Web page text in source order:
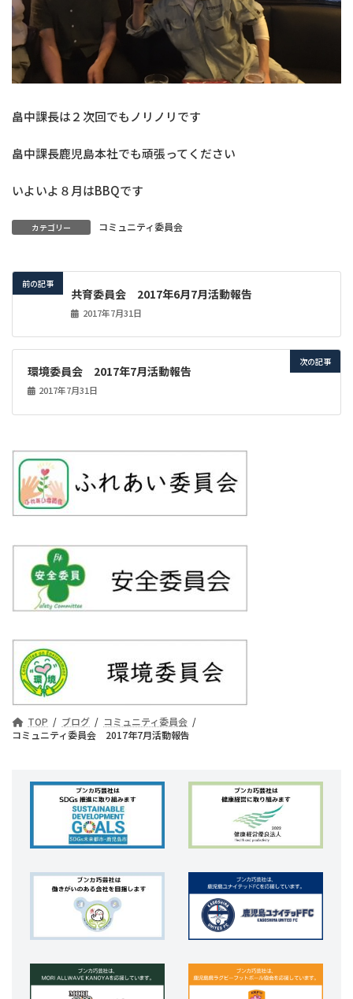
畠中課長は２次回でもノリノリです
畠中課長鹿児島本社でも頑張ってください
いよいよ８月はBBQです
カテゴリー コミュニティ委員会
前の記事
共育委員会 2017年6月7月活動報告
2017年7月31日
次の記事
環境委員会 2017年7月活動報告
2017年7月31日
TOP ブログ
コミュニティ委員会
コミュニティ委員会 2017年7月活動報告